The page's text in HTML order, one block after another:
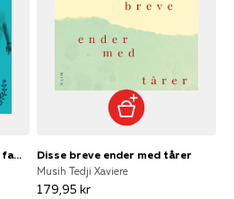
Ære og skam. Det islamiske familie- og livsmønster i Danmark og Mellemøsten Disse breve ender med tårer
Musih Tedji Xaviere
179,95 kr